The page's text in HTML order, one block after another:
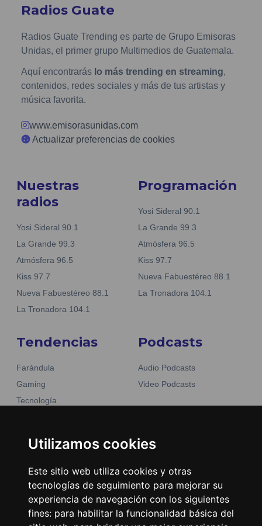
Utilizamos cookies
Este sitio web utiliza cookies y otras
tecnologías de seguimiento para mejorar su
experiencia de navegación con los siguientes
fines: para habilitar la funcionalidad básica del
Radios Guate
Radios Guate Trending es parte de Grupo Emisoras
Unidas, el primer grupo Multimedios de Guatemala.
Aquí encontrarás lo más trending en streaming,
contenidos, redes sociales y más de tus artistas y
música favorita.
www.emisorasunidas.com
Actualizar preferencias de cookies
Nuestras
radios
Yosi Sideral 90.1
La Grande 99.3
Atmósfera 96.5
Kiss 97.7
Nueva Fabuestéreo 88.1
La Tronadora 104.1
Programación
Yosi Sideral 90.1
La Grande 99.3
Atmósfera 96.5
Kiss 97.7
Nueva Fabuestéreo 88.1
La Tronadora 104.1
Tendencias
Farándula
Gaming
Tecnología
Noticias
Podcasts
Audio Podcasts
Video Podcasts
Emisoras Unidas
Encuéntranos
Contacto